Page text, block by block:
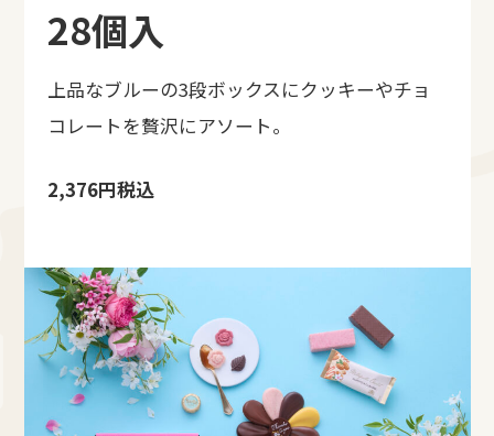
28個入
上品なブルーの3段ボックスにクッキーやチョ
コレートを贅沢にアソート。
2,376円税込